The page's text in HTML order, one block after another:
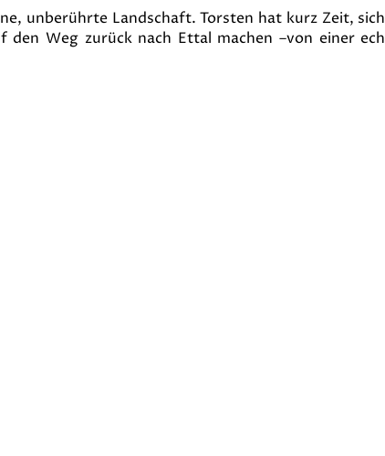
unberührte Landschaft. Torsten hat kurz Zeit,
Weg zurück nach Ettal machen –von einer